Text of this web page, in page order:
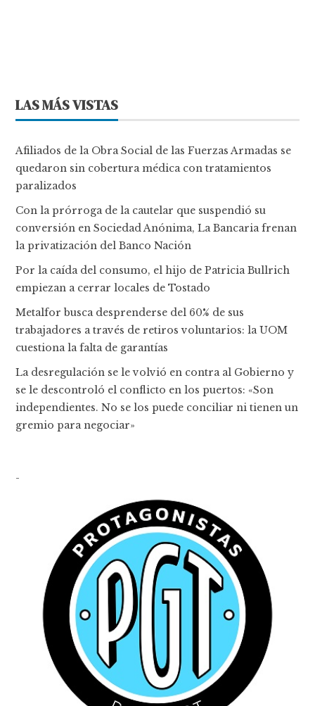
LAS MÁS VISTAS
Afiliados de la Obra Social de las Fuerzas Armadas se
quedaron sin cobertura médica con tratamientos
paralizados
Con la prórroga de la cautelar que suspendió su
conversión en Sociedad Anónima, La Bancaria frenan
la privatización del Banco Nación
Por la caída del consumo, el hijo de Patricia Bullrich
empiezan a cerrar locales de Tostado
Metalfor busca desprenderse del 60% de sus
trabajadores a través de retiros voluntarios: la UOM
cuestiona la falta de garantías
La desregulación se le volvió en contra al Gobierno y
se le descontroló el conflicto en los puertos: «Son
independientes. No se los puede conciliar ni tienen un
gremio para negociar»
-